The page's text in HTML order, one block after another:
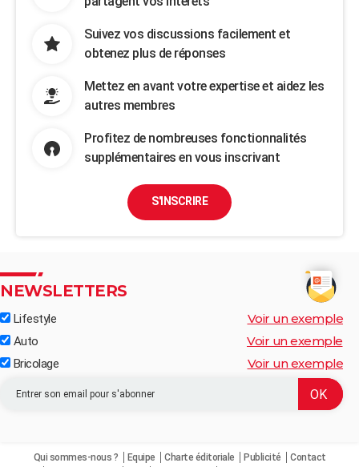
Suivez vos discussions facilement et
obtenez plus de réponses
Mettez en avant votre expertise et aidez les
autres membres
Profitez de nombreuses fonctionnalités
supplémentaires en vous inscrivant
S'INSCRIRE
NEWSLETTERS
Lifestyle Voir un exemple
Auto Voir un exemple
Bricolage Voir un exemple
Qui sommes-nous ? Equipe Charte éditoriale Publicité
Contact